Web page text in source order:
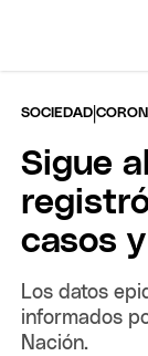
SOCIEDAD |
Sigue
casos
Los datos
informados
Nación.